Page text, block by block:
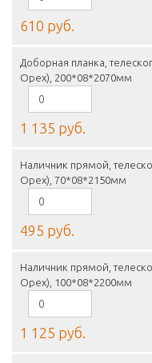
610 руб.
Доборная планка,
Орех), 200*08*2070мм
1 135 руб.
Наличник прямой,
Орех), 70*08*2150мм
495 руб.
Наличник прямой,
Орех), 100*08*2200мм
1 125 руб.